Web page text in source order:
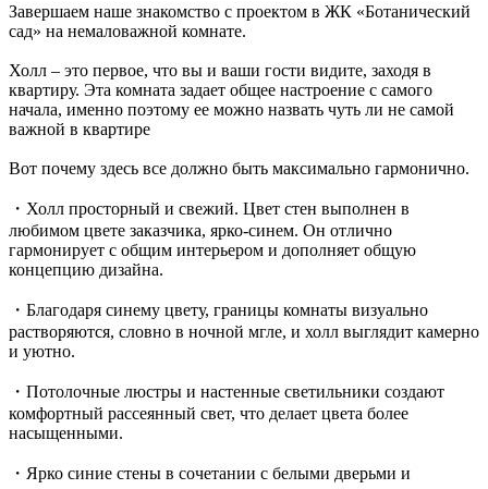
Завершаем наше знакомство с проектом в ЖК «Ботанический
сад» на немаловажной комнате.
Холл – это первое, что вы и ваши гости видите, заходя в
квартиру. Эта комната задает общее настроение с самого
начала, именно поэтому ее можно назвать чуть ли не самой
важной в квартире
Вот почему здесь все должно быть максимально гармонично.
・Холл просторный и свежий. Цвет стен выполнен в
любимом цвете заказчика, ярко-синем. Он отлично
гармонирует с общим интерьером и дополняет общую
концепцию дизайна.
・Благодаря синему цвету, границы комнаты визуально
растворяются, словно в ночной мгле, и холл выглядит камерно
и уютно.
・Потолочные люстры и настенные светильники создают
комфортный рассеянный свет, что делает цвета более
насыщенными.
・Ярко синие стены в сочетании с белыми дверьми и